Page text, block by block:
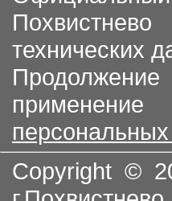
технических
Copyright ©